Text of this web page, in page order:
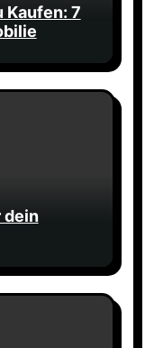
Kaufen: 7
dein